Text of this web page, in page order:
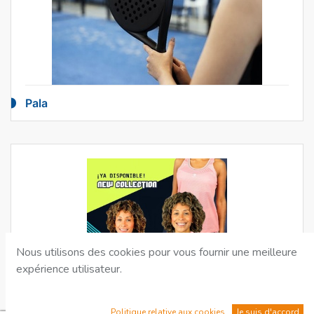
Pala
Nous utilisons des cookies pour vous fournir une meilleure
expérience utilisateur.